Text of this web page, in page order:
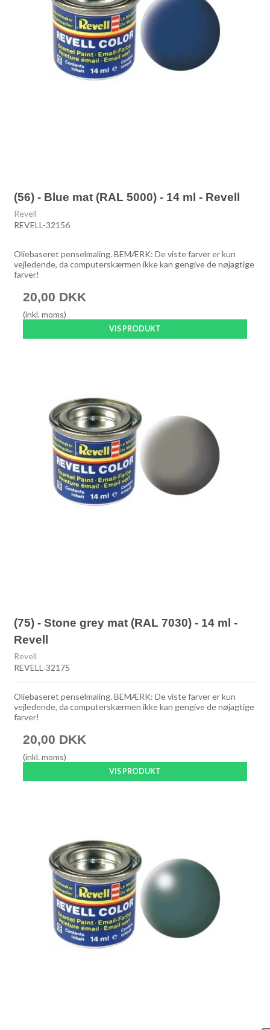
(56) - Blue mat (RAL 5000) - 14 ml - Revell
Revell
REVELL-32156
Oliebaseret penselmaling. BEMÆRK: De viste farver er kun
vejledende, da computerskærmen ikke kan gengive de nøjagtige
farver!
20,00 DKK
(inkl. moms)
VIS PRODUKT
(75) - Stone grey mat (RAL 7030) - 14 ml -
Revell
Revell
REVELL-32175
Oliebaseret penselmaling. BEMÆRK: De viste farver er kun
vejledende, da computerskærmen ikke kan gengive de nøjagtige
farver!
20,00 DKK
(inkl. moms)
VIS PRODUKT